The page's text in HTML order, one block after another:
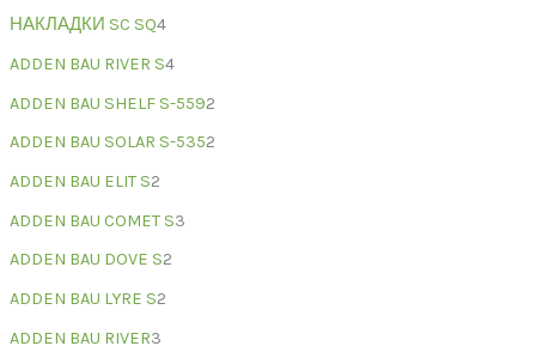
НАКЛАДКИ SC SQ4
ADDEN BAU RIVER S4
ADDEN BAU SHELF S-5592
ADDEN BAU SOLAR S-5352
ADDEN BAU ELIT S2
ADDEN BAU COMET S3
ADDEN BAU DOVE S2
ADDEN BAU LYRE S2
ADDEN BAU RIVER3